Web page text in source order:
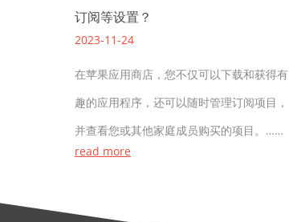
订阅等设置？
2023-11-24
在苹果应用商店，您不仅可以下载和获得有
趣的应用程序，还可以随时管理订阅项目，
并查看您或其他家庭成员购买的项目。……
read more